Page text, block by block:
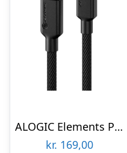
ALOGIC Elements PRO USB-C to Lightning cable 2m – Black
kr. 169,00